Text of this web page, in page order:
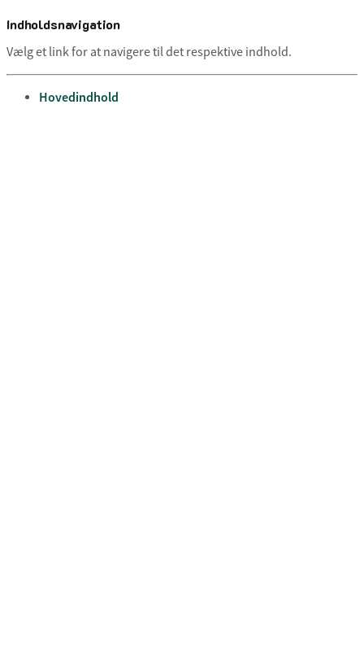
Indholdsnavigation
Vælg et link for at navigere til det respektive indhold.
gå til
Hovedindhold